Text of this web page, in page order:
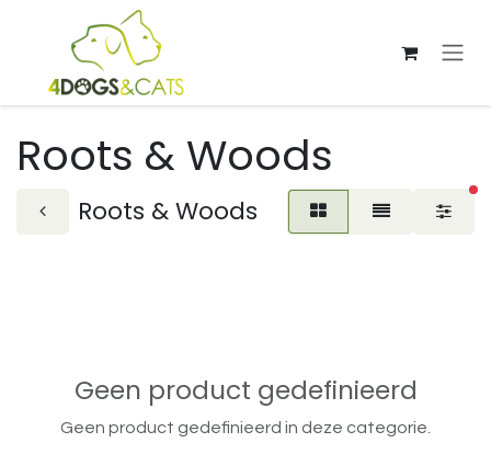
Overslaan naar inhoud
Roots & Woods
Roots & Woods
Geen product gedefinieerd
Geen product gedefinieerd in deze categorie.